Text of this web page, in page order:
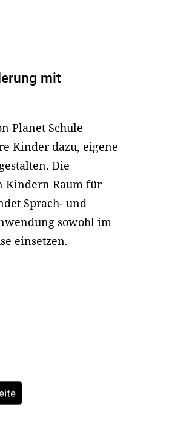
mit
Planet Schule
Kinder dazu, eigene
Die
Kindern Raum für
Sprach- und
sowohl im
einsetzen.